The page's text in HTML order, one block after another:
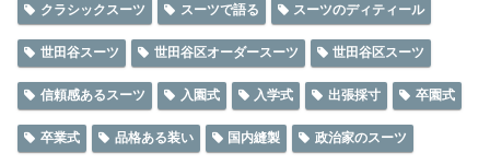
クラシックスーツ スーツで語る スーツのディティール
世田谷スーツ 世田谷区オーダースーツ 世田谷区スーツ
信頼感あるスーツ 入園式 入学式 出張採寸 卒園式
卒業式 品格ある装い 国内縫製 政治家のスーツ